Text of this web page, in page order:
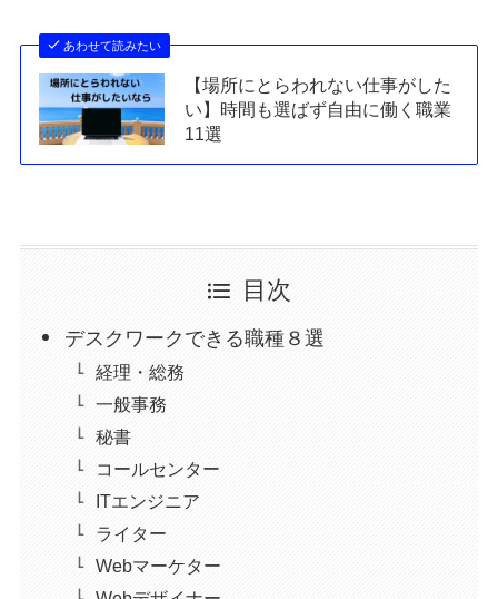
あわせて読みたい
【場所にとらわれない仕事がした
い】時間も選ばず自由に働く職業
11選
目次
デスクワークできる職種８選
経理・総務
一般事務
秘書
コールセンター
ITエンジニア
ライター
Webマーケター